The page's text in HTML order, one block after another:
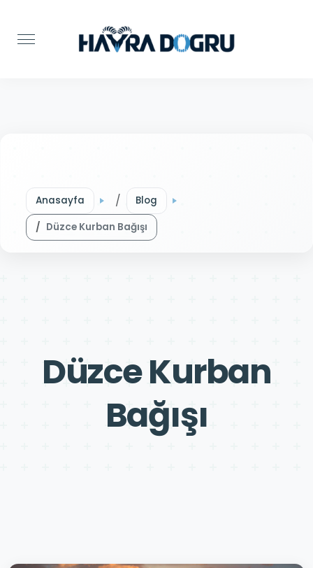
Anasayfa
Blog
Düzce Kurban Bağışı
Düzce Kurban
Bağışı